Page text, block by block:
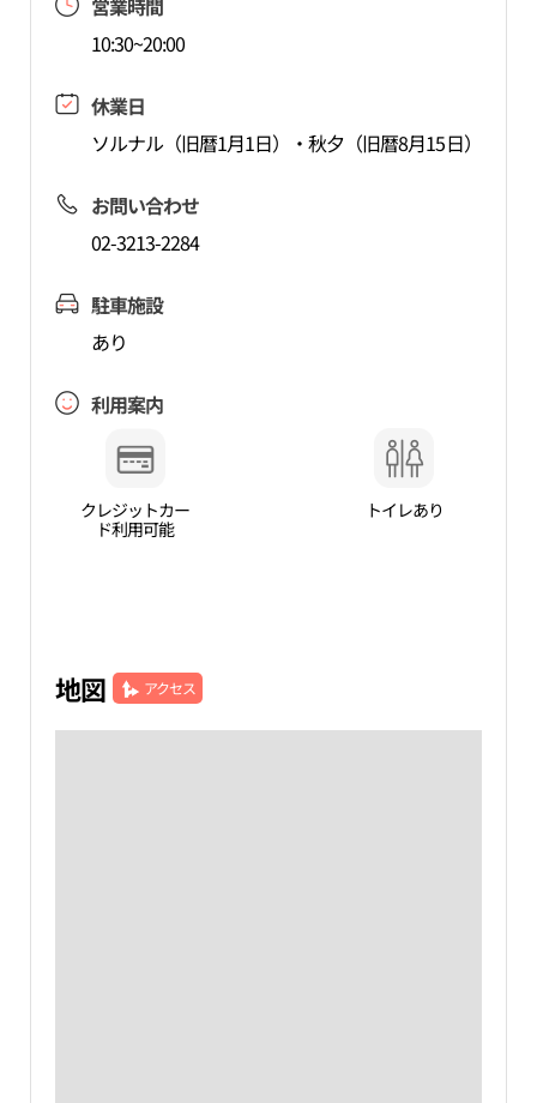
営業時間
10:30~20:00
休業日
ソルナル（旧暦1月1日）・秋夕（旧暦8月15日）
お問い合わせ
02-3213-2284
駐車施設
あり
利用案内
クレジットカー
ド利用可能
トイレあり
地図 アクセス